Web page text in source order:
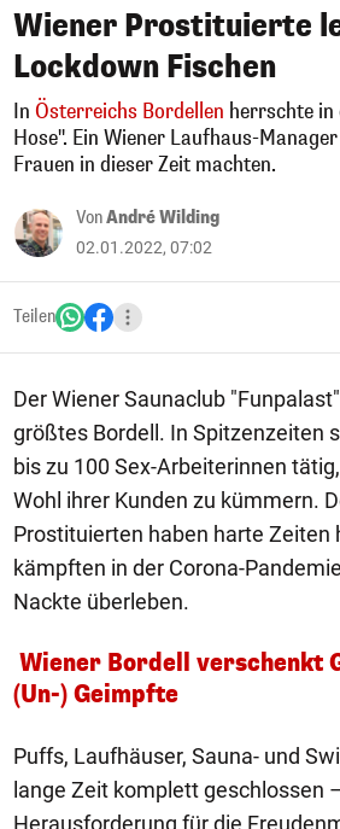
Wiener Prostituierte
Lockdown Fischen
In Österreichs Bordellen herrschte
Hose". Ein Wiener Laufhaus-
Frauen in dieser Zeit machten.
VonAndré Wilding
02.01.2022, 07:02
Teilen
Der Wiener Saunaclub
größtes Bordell. In Spitzenzeiten
bis zu 100 Sex-Arbeiterinnen
Wohl ihrer Kunden zu kümmern.
Prostituierten haben harte Zeiten
kämpften in der Corona-
Nackte überleben.
Wiener Bordell verschenkt
(Un-) Geimpfte
Puffs, Laufhäuser, Sauna- und
lange Zeit komplett geschlossen
Herausforderung für die